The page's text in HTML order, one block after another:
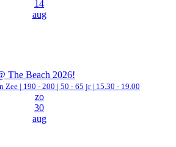
14
aug
The Beach 2026!
Zee | 190 - 200 | 50 - 65 jr | 15.30 - 19.00
zo
30
aug